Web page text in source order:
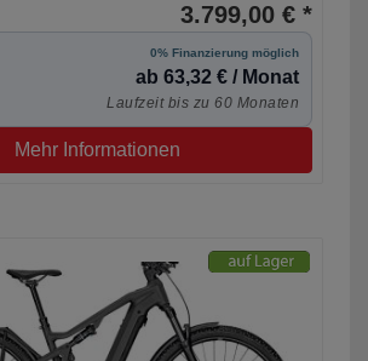
3.799,00 € *
0% Finanzierung möglich
ab 63,32 € / Monat
Laufzeit bis zu 60 Monaten
Mehr Informationen